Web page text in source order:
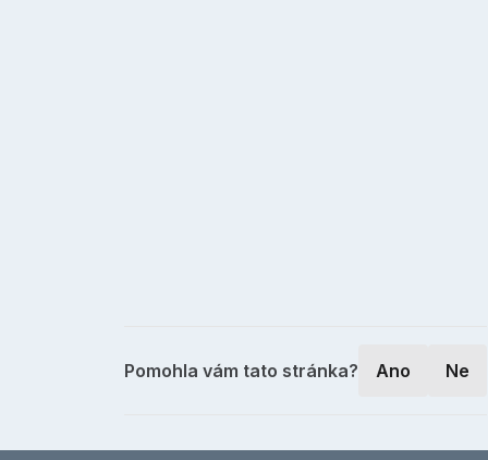
Pomohla vám tato stránka? Ano Ne